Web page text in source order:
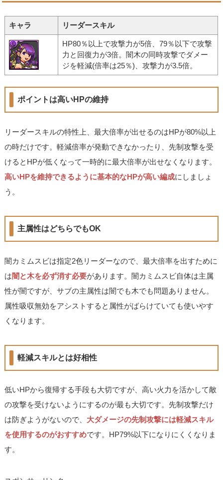
キャラ リーダースキル
HP80％以上で攻撃力が5倍、79％以下で攻撃
力と回復力が3倍。闇木の同時攻撃でダメー
ジを軽減(倍率は25％)、攻撃力が3.5倍。
ポイントは高いHPの維持
リーダースキルの特性上、最大倍率が出せるのはHPが80%以上
の時だけです。軽減倍率が発動できなかったり、先制攻撃を受
けるとHPが低くなって一時的に最大倍率が出せなくなります。
高いHPを維持できるように基本的なHPが高い編成にしましょ
う。
主属性はどちらでもOK
闇カミムスビは指定2色リーダーなので、最大倍率を出すために
は闇と木を必ず消す必要があります。闇カミムスビ自体は主属
性が闇ですが、サブの主属性は闇でも木でも問題ありません。
属性吸収無効をアシストすると属性がばらけていても使いやす
くなります。
軽減スキルとは好相性
低いHPから復帰する手段も大切ですが、高い火力を活かして敵
の攻撃を受けないようにするのが最も大切です。先制攻撃だけ
は防ぎようがないので、 大ダメージの先制攻撃には軽減スキル
を使用するのがおすすめです。HP79%以下になりにくくなりま
す。